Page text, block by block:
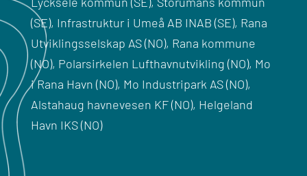
(SE), Infrastruktur i Umeå AB INAB (SE), Rana
Utviklingsselskap AS (NO), Rana kommune
(NO), Polarsirkelen Lufthavnutvikling (NO), Mo
i Rana Havn (NO), Mo Industripark AS (NO),
Alstahaug havnevesen KF (NO), Helgeland
Havn IKS (NO)